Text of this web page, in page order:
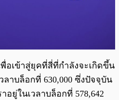
พื่อเข้าสู่ยุคที่สี่ที่กำลังจะเกิดขึ้น
าบล็อกที่ 630,000 ซึ่งปัจจุบัน
อยู่ในเวลาบล็อกที่ 578,642